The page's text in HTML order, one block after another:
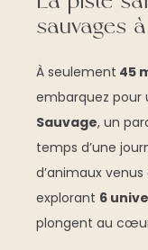
sauvages
À seulement 45
embarquez pour
Sauvage, un
temps d’une
d’animaux
explorant 6
plongent au